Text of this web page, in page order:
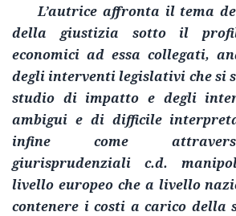
L’autrice affronta il tema
della giustizia sotto il
economici ad essa collegati,
degli interventi legislativi che si
studio di impatto e degli
ambigui e di difficile
infine come
giurisprudenziali c.d.
livello europeo che a livello
contenere i costi a carico della